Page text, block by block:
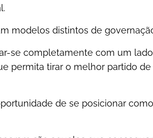
modelos distintos de
se completamente com um
permita tirar o melhor partido de
de se posicionar